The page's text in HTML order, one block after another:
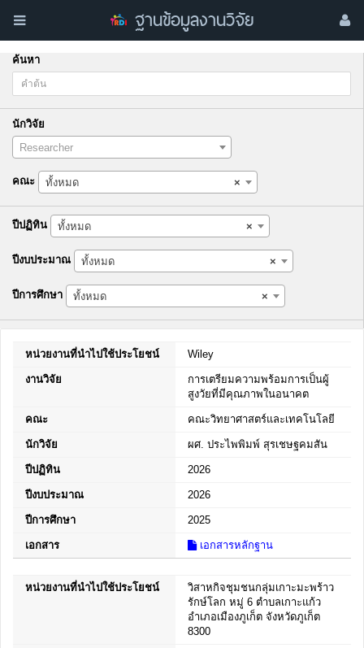
ฐานข้อมูลงานวิจัย
ค้นหา
นักวิจัย
Researcher
คณะ ×
ทั้งหมด
ปีปฏิทิน ×
ทั้งหมด
ปีงบประมาณ ×
ทั้งหมด
ปีการศึกษา ×
ทั้งหมด
หน่วยงานที่นำไปใช้ประโยชน์ Wiley
งานวิจัย
การเตรียมความพร้อมการเป็นผู้
สูงวัยที่มีคุณภาพในอนาคต
คณะ คณะวิทยาศาสตร์และเทคโนโลยี
นักวิจัย ผศ. ประไพพิมพ์ สุรเชษฐคมสัน
ปีปฏิทิน 2026
ปีงบประมาณ 2026
ปีการศึกษา 2025
เอกสาร เอกสารหลักฐาน
หน่วยงานที่นำไปใช้ประโยชน์
วิสาหกิจชุมชนกลุ่มเกาะมะพร้าว
รักษ์โลก หมู่ 6 ตำบลเกาะแก้ว
อำเภอเมืองภูเก็ต จังหวัดภูเก็ต
8300